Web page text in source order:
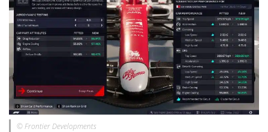
© Frontier Developments